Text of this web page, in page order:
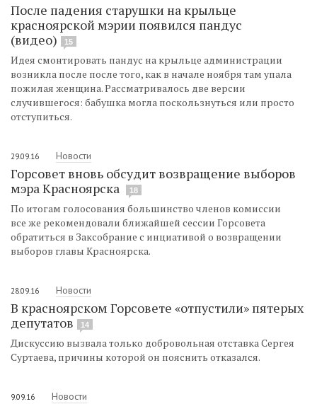
После падения старушки на крыльце
красноярской мэрии появился пандус
(видео)
15
Идея смонтировать пандус на крыльце администрации
возникла после после того, как в начале ноября там упала
пожилая женщина. Рассматривалось две версии
случившегося: бабушка могла поскользнуться или просто
отступиться.
29.09.16 Новости
Горсовет вновь обсудит возвращение выборов
мэра Красноярска
18
По итогам голосования большинство членов комиссии
все же рекомендовали ближайшей сессии Горсовета
обратиться в Заксобрание с инциативой о возвращении
выборов главы Красноярска.
28.09.16 Новости
В красноярском Горсовете «отпустили» пятерых
депутатов
14
Дискуссию вызвала только добровольная отставка Сергея
Суртаева, причины которой он пояснить отказался.
9.09.16 Новости